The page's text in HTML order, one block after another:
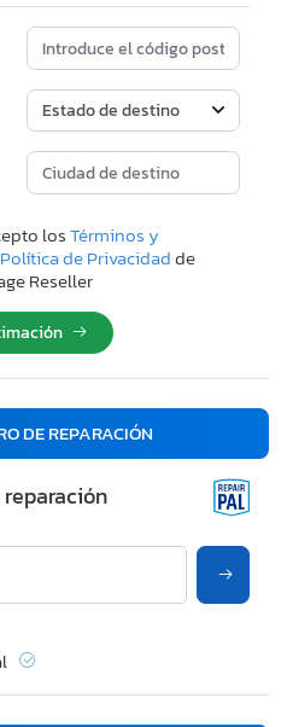
losTérminos y
Política de Privacidadde
Reseller
DE REPARACIÓN